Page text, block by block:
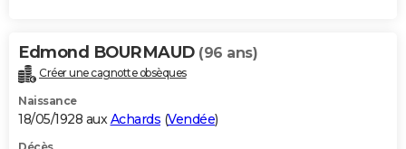
Edmond BOURMAUD (96 ans)
Créer une cagnotte obsèques
Naissance
18/05/1928 auxAchards (Vendée)